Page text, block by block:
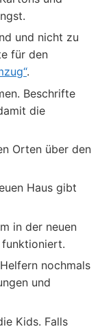
und nicht zu
für den
.
Beschrifte
die
Orten über den
Haus gibt
in der neuen
funktioniert.
nochmals
und
Kids. Falls